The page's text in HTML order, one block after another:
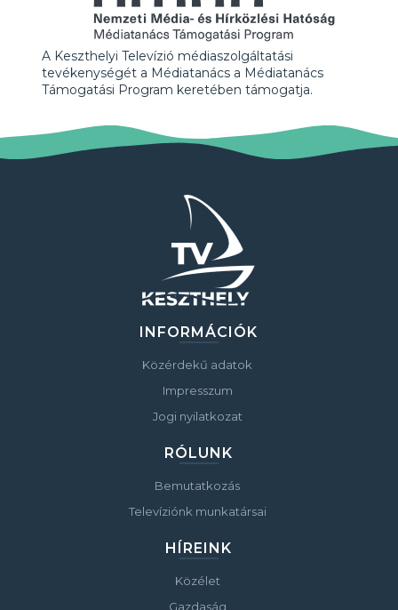
A Keszthelyi Televízió médiaszolgáltatási
tevékenységét a Médiatanács a Médiatanács
Támogatási Program keretében támogatja.
INFORMÁCIÓK
Közérdekű adatok
Impresszum
Jogi nyilatkozat
RÓLUNK
Bemutatkozás
Televíziónk munkatársai
HÍREINK
Közélet
Gazdaság